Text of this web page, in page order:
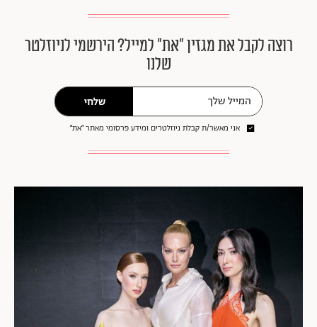
רוצה לקבל את מגזין ״את״ למייל? הירשמי לניוזלטר
שלנו
שלחי
אני מאשר/ת קבלת ניוזלטרים ומידע פרסומי מאתר ״את״